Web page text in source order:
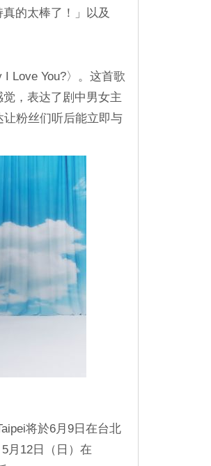
的太棒了！」以及
Love You?〉。这首歌
，表达了剧中男女主
粉丝们听后能立即与
将於6月9日在台北
月12日（日）在